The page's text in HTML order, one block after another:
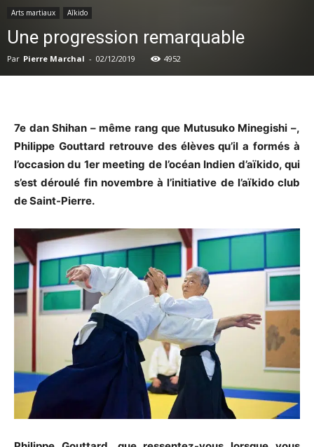
Arts martiaux Aîkido
Une progression remarquable
Par Pierre Marchal - 02/12/2019 4952
7e dan Shihan – même rang que Mutusuko Minegishi –,
Philippe Gouttard retrouve des élèves qu’il a formés à
l’occasion du 1er meeting de l’océan Indien d’aïkido, qui
s’est déroulé fin novembre à l’initiative de l’aïkido club
de Saint-Pierre.